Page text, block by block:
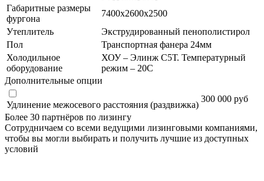
Габаритные размеры
фургона
7400х2600х2500
Утеплитель
Экструдированный пенополистирол
Пол
Транспортная фанера 24мм
Холодильное
оборудование
ХОУ – Элинж С5Т. Температурный
режим – 20С
Дополнительные опции
Удлинение межосевого расстояния (раздвижка)
300 000 руб
Более 30 партнёров по лизингу
Сотрудничаем со всеми ведущими лизинговыми компаниями,
чтобы вы могли выбирать и получить лучшие из доступных
условий